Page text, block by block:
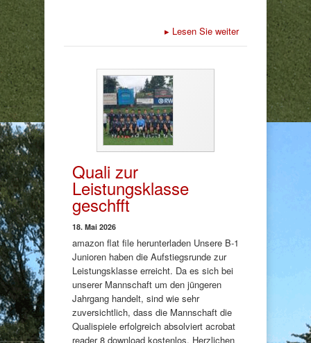
▸ Lesen Sie weiter
Quali zur
Leistungsklasse
geschfft
18. Mai 2026
amazon flat file herunterladen Unsere B-1
Junioren haben die Aufstiegsrunde zur
Leistungsklasse erreicht. Da es sich bei
unserer Mannschaft um den jüngeren
Jahrgang handelt, sind wie sehr
zuversichtlich, dass die Mannschaft die
Qualispiele erfolgreich absolviert acrobat
reader 8 download kostenlos. Herzlichen